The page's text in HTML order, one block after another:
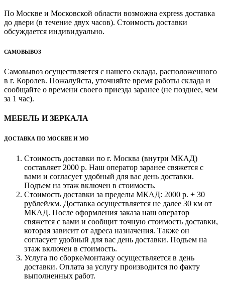
По Москве и Московской области возможна express доставка
до двери (в течение двух часов). Стоимость доставки
обсуждается индивидуально.
САМОВЫВОЗ
Самовывоз осуществляется с нашего склада, расположенного
в г. Королев. Пожалуйста, уточняйте время работы склада и
сообщайте о времени своего приезда заранее (не позднее, чем
за 1 час).
МЕБЕЛЬ И ЗЕРКАЛА
ДОСТАВКА ПО МОСКВЕ И МО
Стоимость доставки по г. Москва (внутри МКАД)
составляет 2000 р. Наш оператор заранее свяжется с
вами и согласует удобный для вас день доставки.
Подъем на этаж включен в стоимость.
Стоимость доставки за пределы МКАД: 2000 р. + 30
рублей/км. Доставка осуществляется не далее 30 км от
МКАД. После оформления заказа наш оператор
свяжется с вами и сообщит точную стоимость доставки,
которая зависит от адреса назначения. Также он
согласует удобный для вас день доставки. Подъем на
этаж включен в стоимость.
Услуга по сборке/монтажу осуществляется в день
доставки. Оплата за услугу производится по факту
выполненных работ.